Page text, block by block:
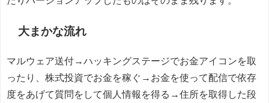
大まかな流れ
マルウェア送付→ハッキングステージでお金アイコンを取
ったり、株式投資でお金を稼ぐ→お金を使って配信で依存
度をあげて質問をして個人情報を得る→住所を取得した段